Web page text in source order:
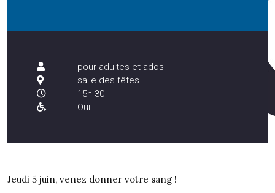
pour adultes et ados
salle des fêtes
15h 30
Oui
Jeudi 5 juin, venez donner votre sang !